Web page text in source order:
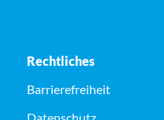
Rechtliches
Barrierefreiheit